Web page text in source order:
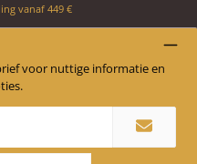
vanaf 449 €
voor nuttige informatie en